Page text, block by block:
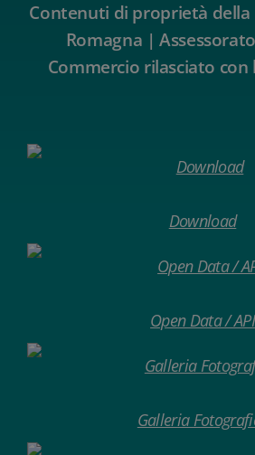
Contenuti di proprietà della
Romagna |
Commercio rilasciato con
Download
Open Data / API
Galleria